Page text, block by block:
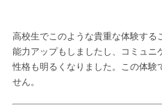
高校生でこのような貴重な体験す
能力アップもしましたし、コミュニ
性格も明るくなりました。この体験
せん。